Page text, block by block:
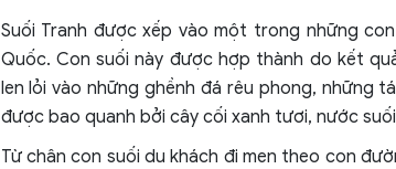
Suối Tranh được xếp vào một trong những
Quốc. Con suối này được hợp thành do kết
len lỏi vào những ghềnh đá rêu phong, những
được bao quanh bởi cây cối xanh tươi, nước
Từ chân con suối du khách đi men theo con